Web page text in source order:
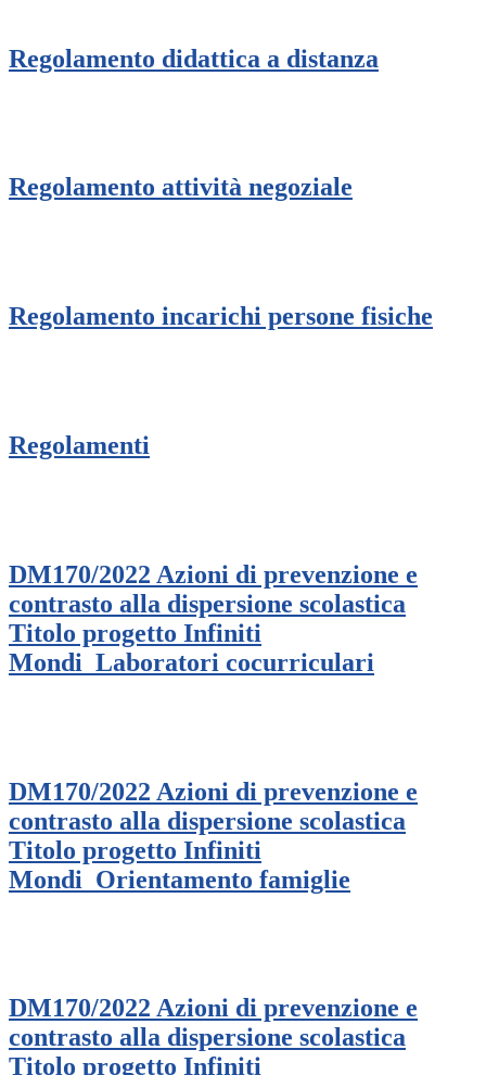
Regolamento didattica a distanza
Regolamento attività negoziale
Regolamento incarichi persone fisiche
Regolamenti
DM170/2022 Azioni di prevenzione e
contrasto alla dispersione scolastica
Titolo progetto Infiniti
Mondi_Laboratori cocurriculari
DM170/2022 Azioni di prevenzione e
contrasto alla dispersione scolastica
Titolo progetto Infiniti
Mondi_Orientamento famiglie
DM170/2022 Azioni di prevenzione e
contrasto alla dispersione scolastica
Titolo progetto Infiniti